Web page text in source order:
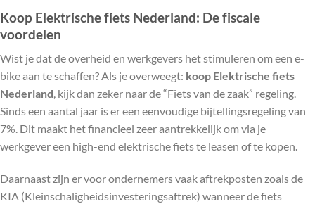
Koop Elektrische fiets Nederland: De fiscale
voordelen
Wist je dat de overheid en werkgevers het stimuleren om een e-
bike aan te schaffen? Als je overweegt: koop Elektrische fiets
Nederland, kijk dan zeker naar de “Fiets van de zaak” regeling.
Sinds een aantal jaar is er een eenvoudige bijtellingsregeling van
7%. Dit maakt het financieel zeer aantrekkelijk om via je
werkgever een high-end elektrische fiets te leasen of te kopen.
Daarnaast zijn er voor ondernemers vaak aftrekposten zoals de
KIA (Kleinschaligheidsinvesteringsaftrek) wanneer de fiets